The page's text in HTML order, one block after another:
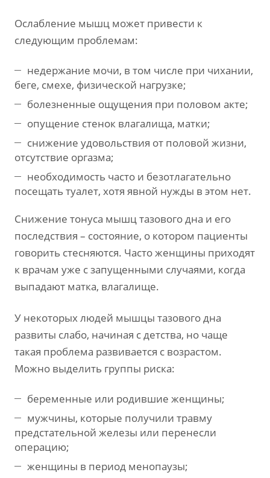
Ослабление мышц может привести к
следующим проблемам:
недержание мочи, в том числе при чихании,
беге, смехе, физической нагрузке;
болезненные ощущения при половом акте;
опущение стенок влагалища, матки;
снижение удовольствия от половой жизни,
отсутствие оргазма;
необходимость часто и безотлагательно
посещать туалет, хотя явной нужды в этом нет.
Снижение тонуса мышц тазового дна и его
последствия – состояние, о котором пациенты
говорить стесняются. Часто женщины приходят
к врачам уже с запущенными случаями, когда
выпадают матка, влагалище.
У некоторых людей мышцы тазового дна
развиты слабо, начиная с детства, но чаще
такая проблема развивается с возрастом.
Можно выделить группы риска:
беременные или родившие женщины;
мужчины, которые получили травму
предстательной железы или перенесли
операцию;
женщины в период менопаузы;